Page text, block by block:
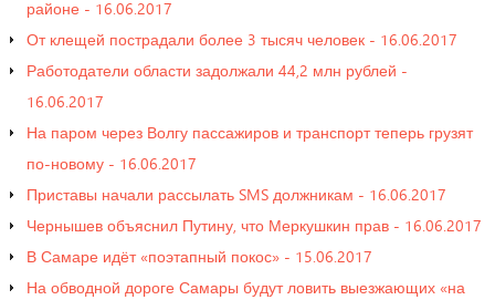
Матч Россия – Новая Зеландия покажут в прямом
эфире на набережной
Водитель ООО «Газпром трансгаз Самара» получил
социальную выплату. Делом занялось ФСБ
Из-за ремонта на ТЭЦ без горячей воды оставят новую
порцию улиц
районе - 16.06.2017
От клещей пострадали более 3 тысяч человек - 16.06.2017
Работодатели области задолжали 44,2 млн рублей -
16.06.2017
На паром через Волгу пассажиров и транспорт теперь грузят
по-новому - 16.06.2017
Приставы начали рассылать SMS должникам - 16.06.2017
Чернышев объяснил Путину, что Меркушкин прав - 16.06.2017
В Самаре идёт «поэтапный покос» - 15.06.2017
На обводной дороге Самары будут ловить выезжающих «на